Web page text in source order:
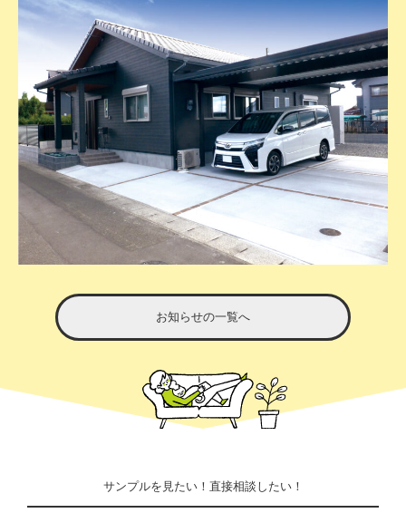
お知らせの一覧へ
サンプルを見たい！直接相談したい！